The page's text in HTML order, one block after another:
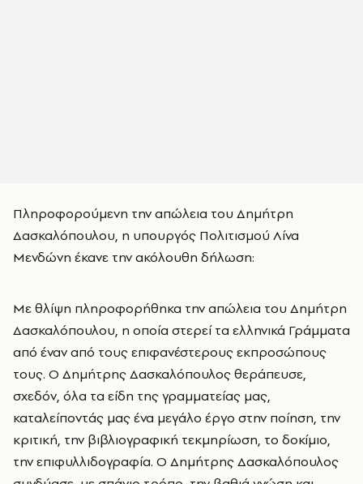
Πληροφορούμενη την απώλεια του Δημήτρη
Δασκαλόπουλου, η υπουργός Πολιτισμού Λίνα
Μενδώνη έκανε την ακόλουθη δήλωση:
Με θλίψη πληροφορήθηκα την απώλεια του Δημήτρη
Δασκαλόπουλου, η οποία στερεί τα ελληνικά Γράμματα
από έναν από τους επιφανέστερους εκπροσώπους
τους. Ο Δημήτρης Δασκαλόπουλος θεράπευσε,
σχεδόν, όλα τα είδη της γραμματείας μας,
καταλείποντάς μας ένα μεγάλο έργο στην ποίηση, την
κριτική, την βιβλιογραφική τεκμηρίωση, το δοκίμιο,
την επιφυλλιδογραφία. Ο Δημήτρης Δασκαλόπουλος